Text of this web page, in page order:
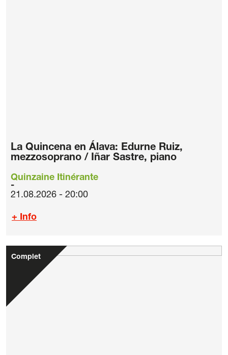
La Quincena en Álava: Edurne Ruiz,
mezzosoprano / Iñar Sastre, piano
Quinzaine Itinérante
21.08.2026 - 20:00
+ Info
Complet